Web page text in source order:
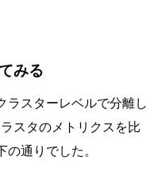
みる
ラスターレベルで分離し
スタのメトリクスを比
通りでした。